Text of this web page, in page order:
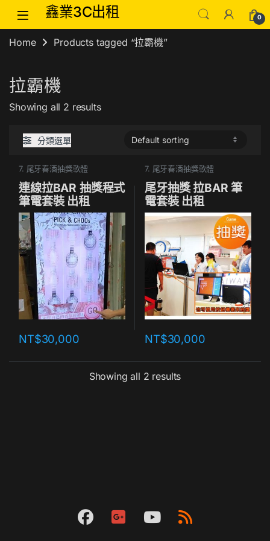
Skip to navigation
Skip to content鑫業3C出租 0
Home Products tagged “拉霸機”
拉霸機
Showing all 2 results
分類選單
7. 尾牙春酒抽獎軟體
連線拉BAR 抽獎程式
筆電套裝 出租
NT$30,000
7. 尾牙春酒抽獎軟體
尾牙抽獎 拉BAR 筆
電套裝 出租
NT$30,000
Showing all 2 results